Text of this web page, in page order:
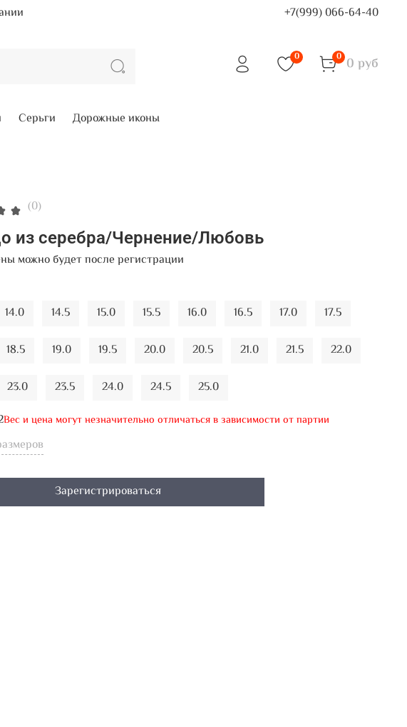
+7(999) 066-64-40
0 0 0 руб
Серьги Дорожные иконы
(0)
из серебра/Чернение/Любовь
можно будет после регистрации
Вес и цена могут незначительно отличаться в зависимости от партии
Зарегистрироваться
14.0 14.5 15.0 15.5 16.0 16.5 17.0 17.5
18.5 19.0 19.5 20.0 20.5 21.0 21.5 22.0
23.0 23.5 24.0 24.5 25.0